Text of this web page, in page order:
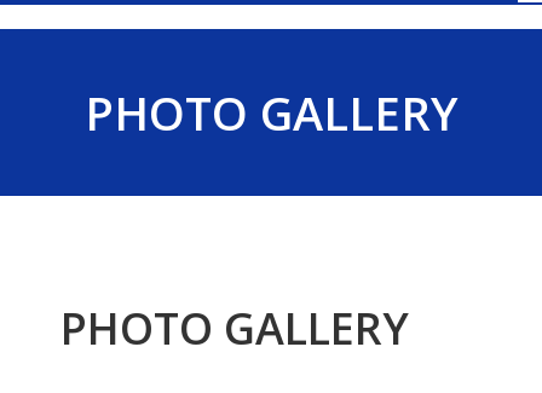
PHOTO GALLERY
PHOTO GALLERY